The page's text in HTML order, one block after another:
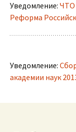
Уведомление: ЧТО
Реформа
Уведомление:
академии наук